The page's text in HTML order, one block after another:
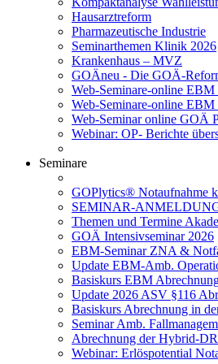
Hausarztreform
Pharmazeutische Industrie
Seminarthemen Klinik 2026
Krankenhaus – MVZ
GOÄneu - Die GOÄ-
Web-Seminare-online
Web-Seminare-online
Web-Seminar online GOÄ
Webinar: OP- Berichte
Seminare
GOPlytics® Notaufnahme
SEMINAR-
Themen und Termine
GOÄ Intensivseminar 2026
EBM-Seminar ZNA &
Update EBM-Amb.
Basiskurs EBM
Update 2026 ASV §116
Basiskurs Abrechnung in
Seminar Amb.
Abrechnung der Hybrid-
Webinar: Erlöspotential